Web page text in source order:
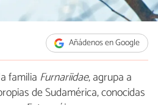
Añádenos en Google
familia Furnariidae, agrupa a
de Sudamérica, conocidas